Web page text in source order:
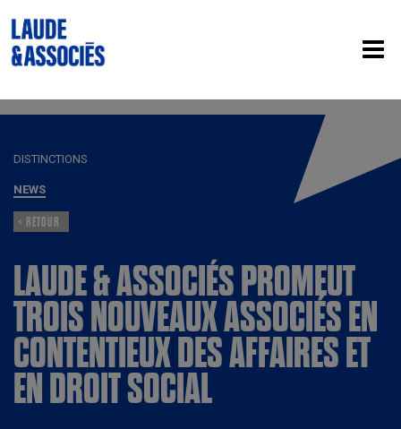
DISTINCTIONS
NEWS
< RETOUR
LAUDE & ASSOCIÉS PROMEUT
TROIS NOUVEAUX ASSOCIÉS EN
CONTENTIEUX DES AFFAIRES ET
EN DROIT SOCIAL